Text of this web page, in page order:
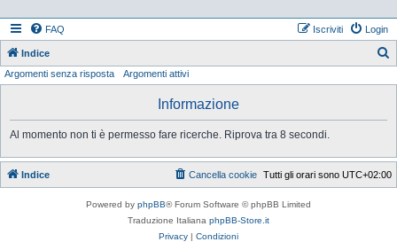
FAQ Login
Iscriviti
Indice
Argomenti senza risposta Argomenti attivi
Informazione
Al momento non ti è permesso fare ricerche. Riprova tra 8 secondi.
Indice Tutti gli orari sono UTC+02:00
Cancella cookie
Powered by phpBB® Forum Software © phpBB Limited
Traduzione Italiana phpBB-Store.it
Privacy | Condizioni